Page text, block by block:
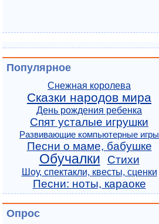
Популярное
Снежная королева
Сказки народов мира
День рождения ребенка
Спят усталые игрушки
Развивающие компьютерные игры
Песни о маме, бабушке
Обучалки Стихи
Шоу, спектакли, квесты, сценки
Песни: ноты, караоке
Опрос